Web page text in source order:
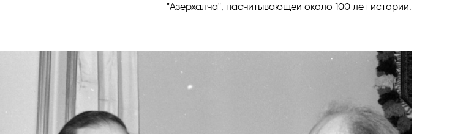
"Азерхалча", насчитывающей около 100 лет истории.